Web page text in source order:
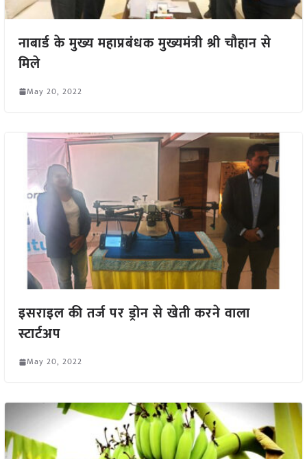
नाबार्ड के मुख्य महाप्रबंधक मुख्यमंत्री श्री चौहान से
मिले
May 20, 2022
इसराइल की तर्ज पर ड्रोन से खेती करने वाला
स्टार्टअप
May 20, 2022